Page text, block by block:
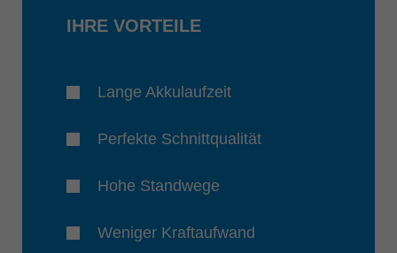
IHRE VORTEILE
Lange Akkulaufzeit
Perfekte Schnittqualität
Hohe Standwege
Weniger Kraftaufwand